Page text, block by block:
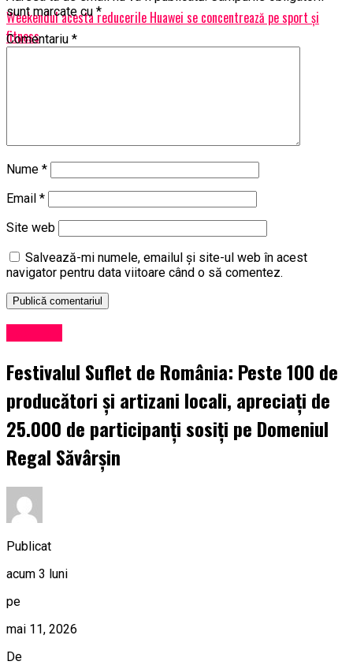
Weekendul acesta reducerile Huawei se concentrează pe sport și
fitness
sunt marcate cu *
Comentariu *
Nume *
Email *
Site web
Salvează-mi numele, emailul și site-ul web în acest
navigator pentru data viitoare când o să comentez.
Festivalul Suflet de România: Peste 100 de
producători și artizani locali, apreciați de
25.000 de participanți sosiți pe Domeniul
Regal Săvârșin
Publicat
acum 3 luni
pe
mai 11, 2026
De